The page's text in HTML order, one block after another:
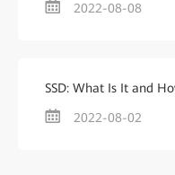
2022-08-08
SSD: What Is It and
2022-08-02